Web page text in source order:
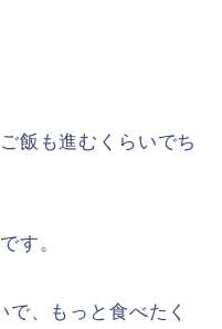
飯も進むくらいでち
す。
、もっと食べたく